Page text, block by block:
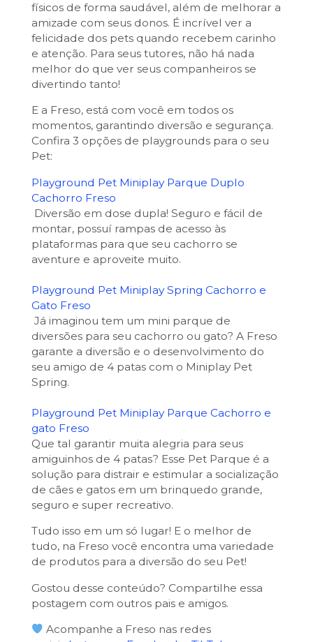
físicos de forma saudável, além de melhorar a
amizade com seus donos. É incrível ver a
felicidade dos pets quando recebem carinho
e atenção. Para seus tutores, não há nada
melhor do que ver seus companheiros se
divertindo tanto!
E a Freso, está com você em todos os
momentos, garantindo diversão e segurança.
Confira 3 opções de playgrounds para o seu
Pet:
Playground Pet Miniplay Parque Duplo
Cachorro Freso
Diversão em dose dupla! Seguro e fácil de
montar, possuí rampas de acesso às
plataformas para que seu cachorro se
aventure e aproveite muito.
Playground Pet Miniplay Spring Cachorro e
Gato Freso
Já imaginou tem um mini parque de
diversões para seu cachorro ou gato? A Freso
garante a diversão e o desenvolvimento do
seu amigo de 4 patas com o Miniplay Pet
Spring.
Playground Pet Miniplay Parque Cachorro e
gato Freso
Que tal garantir muita alegria para seus
amiguinhos de 4 patas? Esse Pet Parque é a
solução para distrair e estimular a socialização
de cães e gatos em um brinquedo grande,
seguro e super recreativo.
Tudo isso em um só lugar! E o melhor de
tudo, na Freso você encontra uma variedade
de produtos para a diversão do seu Pet!
Gostou desse conteúdo? Compartilhe essa
postagem com outros pais e amigos.
Acompanhe a Freso nas redes